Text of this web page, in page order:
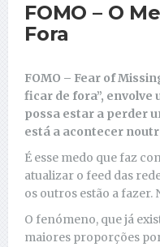
FOMO – O
Fora
FOMO – Fear of
ficar de fora”, envolve
possa estar a perder
está a acontecer
É esse medo que faz
atualizar o feed das
os outros estão a fazer.
O fenómeno, que já
maiores proporções